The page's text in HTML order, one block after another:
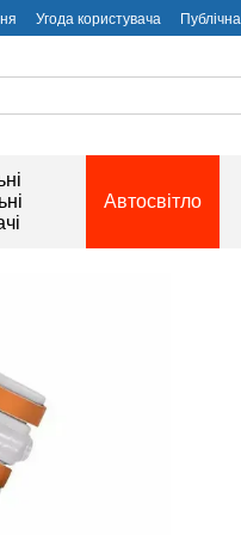
Угода користувача
Автосвітло